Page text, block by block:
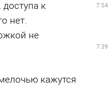
к
нет.
не
кажутся
7:54
7:39